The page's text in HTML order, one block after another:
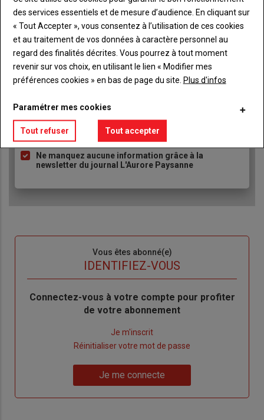
Body A partir de 93€
Lien JE M'ABONNE
Liste
à
puce
Accédez à tous les articles du site L'Aurore
Paysanne
Consultez le journal L'Aurore Paysanne au format
numérique, sur tous les supports
Ne manquez aucune information grâce à la
newsletter du journal L'Aurore Paysanne
Vous êtes abonné(e)
IDENTIFIEZ-VOUS
Body
Connectez-vous à votre compte pour profiter
de votre abonnement
Je m'inscrit
de
Réinitialiser votre mot de passe
me
Je me connecte
des services essentiels et de mesure d’audience. En cliquant sur
« Tout Accepter », vous consentez à l’utilisation de ces cookies
et au traitement de vos données à caractère personnel au
regard des finalités décrites. Vous pourrez à tout moment
revenir sur vos choix, en utilisant le lien « Modifier mes
préférences cookies » en bas de page du site. Plus d'infos
Paramétrer mes cookies
Tout refuser Tout accepter